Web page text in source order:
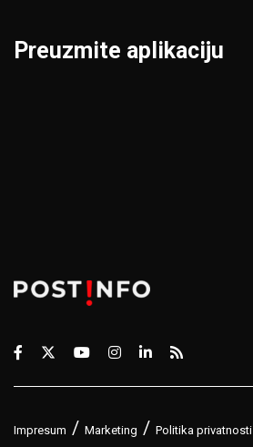
Preuzmite aplikaciju
Impresum Marketing Politika privatnosti